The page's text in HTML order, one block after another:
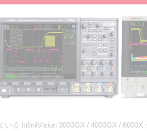
る InfiniiVision 3000GX / 4000GX /